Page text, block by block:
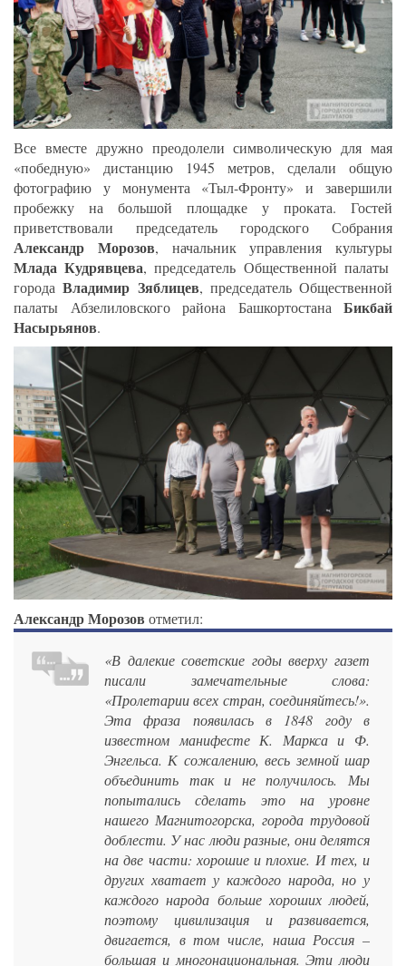
Все вместе дружно преодолели символическую для мая
«победную» дистанцию 1945 метров, сделали общую
фотографию у монумента «Тыл-Фронту» и завершили
пробежку на большой площадке у проката. Гостей
приветствовали председатель городского Собрания
Александр Морозов, начальник управления культуры
Млада Кудрявцева, председатель Общественной палаты
городаВладимир Зяблицев, председатель Общественной
палаты Абзелиловского района Башкортостана Бикбай
Насырьянов.
Александр Морозов отметил:
«В далекие советские годы вверху газет
писали замечательные слова:
«Пролетарии всех стран, соединяйтесь!».
Эта фраза появилась в 1848 году в
известном манифесте К. Маркса и Ф.
Энгельса. К сожалению, весь земной шар
объединить так и не получилось. Мы
попытались сделать это на уровне
нашего Магнитогорска, города трудовой
доблести. У нас люди разные, они делятся
на две части: хорошие и плохие. И тех, и
других хватает у каждого народа, но у
каждого народа больше хороших людей,
поэтому цивилизация и развивается,
двигается, в том числе, наша Россия –
большая и многонациональная. Эти люди